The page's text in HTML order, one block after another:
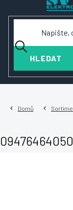
HLEDAT
Domů
09476464050